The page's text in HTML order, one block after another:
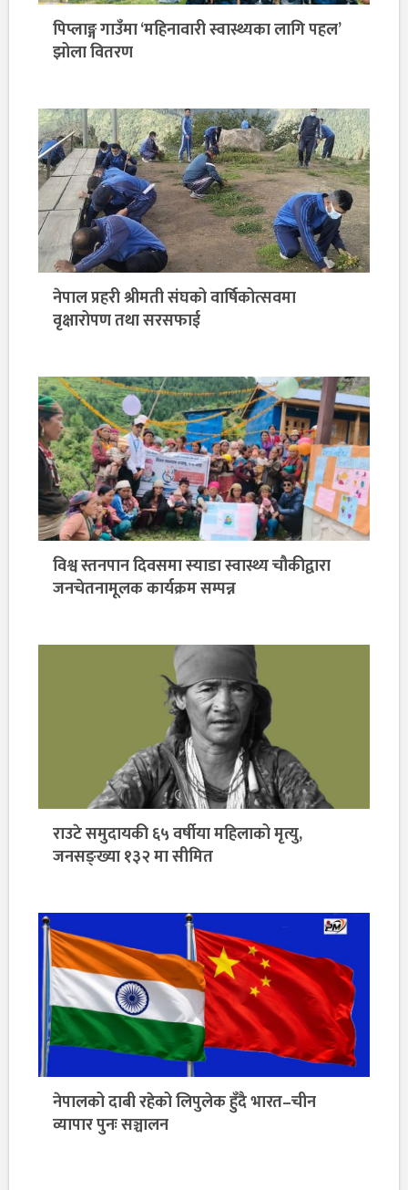
पिप्लाङ्ग गाउँमा ‘महिनावारी स्वास्थ्यका लागि पहल’
झोला वितरण
नेपाल प्रहरी श्रीमती संघको वार्षिकोत्सवमा
वृक्षारोपण तथा सरसफाई
विश्व स्तनपान दिवसमा स्याडा स्वास्थ्य चौकीद्वारा
जनचेतनामूलक कार्यक्रम सम्पन्न
राउटे समुदायकी ६५ वर्षीया महिलाको मृत्यु,
जनसङ्ख्या १३२ मा सीमित
नेपालको दाबी रहेको लिपुलेक हुँदै भारत–चीन
व्यापार पुनः सञ्चालन